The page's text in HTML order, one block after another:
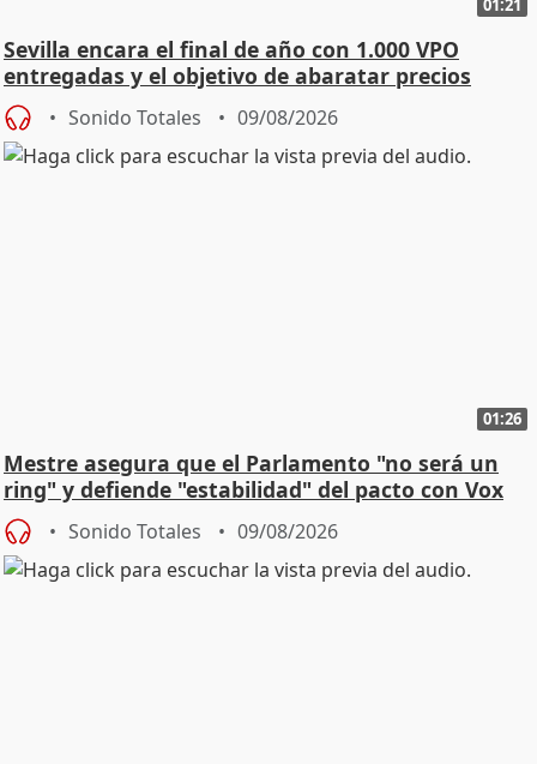
01:21
Sevilla encara el final de año con 1.000 VPO
entregadas y el objetivo de abaratar precios
Sonido Totales 09/08/2026
01:26
Mestre asegura que el Parlamento "no será un
ring" y defiende "estabilidad" del pacto con Vox
Sonido Totales 09/08/2026